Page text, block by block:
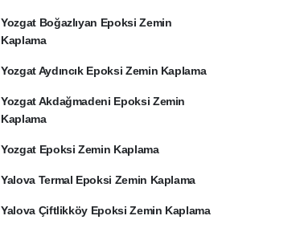
Yozgat Boğazlıyan Epoksi Zemin
Kaplama
Yozgat Aydıncık Epoksi Zemin Kaplama
Yozgat Akdağmadeni Epoksi Zemin
Kaplama
Yozgat Epoksi Zemin Kaplama
Yalova Termal Epoksi Zemin Kaplama
Yalova Çiftlikköy Epoksi Zemin Kaplama